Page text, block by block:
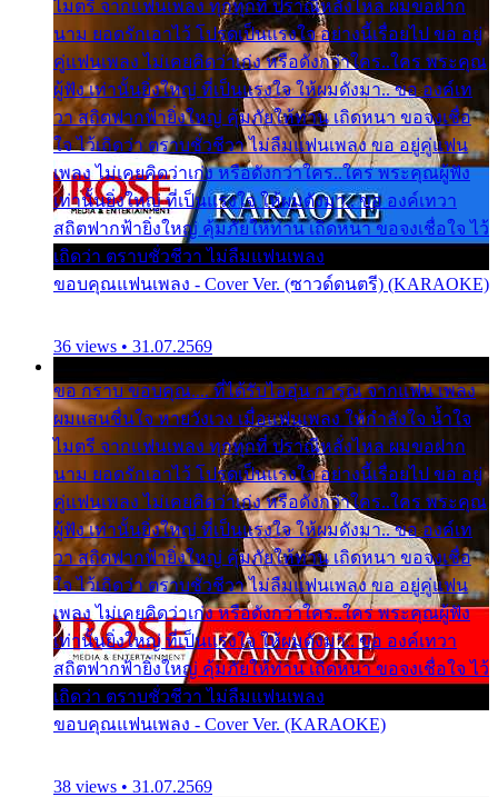
ไมตรี จากแฟนเพลง ทุกทุกที่ ปราณีหลั่งไหล ผมขอฝาก
นาม ยอดรักเอาไว้ โปรดเป็นแรงใจ อย่างนี้เรื่อยไป ขอ อยู่
คู่แฟนเพลง ไม่เคยคิดว่าเก่ง หรือดังกว่าใคร..ใคร พระคุณ
ผู้ฟัง เท่านั้นยิ่งใหญ่ ที่เป็นแรงใจ ให้ผมดังมา.. ขอ องค์เท
วา สถิตฟากฟ้ายิ่งใหญ่ คุ้มภัยให้ท่าน เถิดหนา ขอจงเชื่อ
ใจ ไว้เถิดว่า ตราบชั่วชีวา ไม่ลืมแฟนเพลง ขอ อยู่คู่แฟน
เพลง ไม่เคยคิดว่าเก่ง หรือดังกว่าใคร..ใคร พระคุณผู้ฟัง
เท่านั้นยิ่งใหญ่ ที่เป็นแรงใจ ให้ผมดังมา.. ขอ องค์เทวา
สถิตฟากฟ้ายิ่งใหญ่ คุ้มภัยให้ท่าน เถิดหนา ขอจงเชื่อใจ ไว้
เถิดว่า ตราบชั่วชีวา ไม่ลืมแฟนเพลง
ขอบคุณแฟนเพลง - Cover Ver. (ซาวด์ดนตรี) (KARAOKE)
36 views • 31.07.2569
ขอ กราบ ขอบคุณ.... ที่ได้รับไออุ่น การุณ จากแฟน เพลง
ผมแสนชื่นใจ หายวังเวง เมื่อแฟนเพลง ให้กำลังใจ น้ำใจ
ไมตรี จากแฟนเพลง ทุกทุกที่ ปราณีหลั่งไหล ผมขอฝาก
นาม ยอดรักเอาไว้ โปรดเป็นแรงใจ อย่างนี้เรื่อยไป ขอ อยู่
คู่แฟนเพลง ไม่เคยคิดว่าเก่ง หรือดังกว่าใคร..ใคร พระคุณ
ผู้ฟัง เท่านั้นยิ่งใหญ่ ที่เป็นแรงใจ ให้ผมดังมา.. ขอ องค์เท
วา สถิตฟากฟ้ายิ่งใหญ่ คุ้มภัยให้ท่าน เถิดหนา ขอจงเชื่อ
ใจ ไว้เถิดว่า ตราบชั่วชีวา ไม่ลืมแฟนเพลง ขอ อยู่คู่แฟน
เพลง ไม่เคยคิดว่าเก่ง หรือดังกว่าใคร..ใคร พระคุณผู้ฟัง
เท่านั้นยิ่งใหญ่ ที่เป็นแรงใจ ให้ผมดังมา.. ขอ องค์เทวา
สถิตฟากฟ้ายิ่งใหญ่ คุ้มภัยให้ท่าน เถิดหนา ขอจงเชื่อใจ ไว้
เถิดว่า ตราบชั่วชีวา ไม่ลืมแฟนเพลง
ขอบคุณแฟนเพลง - Cover Ver. (KARAOKE)
38 views • 31.07.2569